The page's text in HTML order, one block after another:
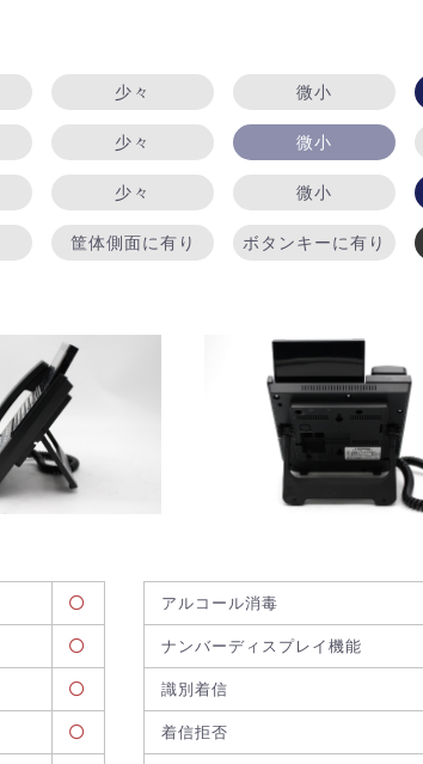
少々 微小
少々 微小
少々 微小
筐体側面に有り ボタンキーに有り
アルコール消毒
ナンバーディスプレイ機能
識別着信
着信拒否